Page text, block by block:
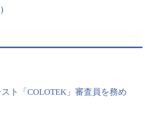
ト「COLOTEK」審査員を務め